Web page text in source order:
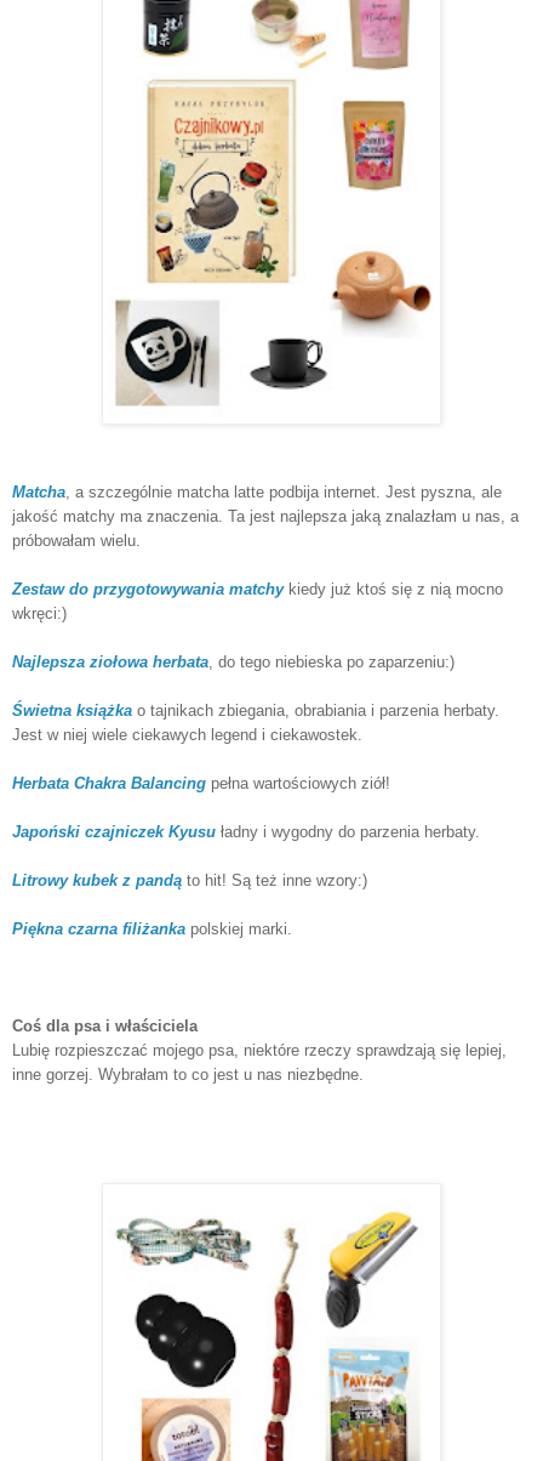
Matcha , a szczególnie matcha latte podbija internet. Jest pyszna, ale
jakość matchy ma znaczenia. Ta jest najlepsza jaką znalazłam u nas, a
próbowałam wielu.
Zestaw do przygotowywania matchykiedy już ktoś się z nią mocno
wkręci:)
Najlepsza ziołowa herbata , do tego niebieska po zaparzeniu:)
Świetna książka o tajnikach zbiegania, obrabiania i parzenia herbaty.
Jest w niej wiele ciekawych legend i ciekawostek.
Herbata Chakra Balancing pełna wartościowych ziół!
Japoński czajniczek Kyusu ładny i wygodny do parzenia herbaty.
Litrowy kubek z pandą to hit! Są też inne wzory:)
Piękna czarna filiżanka polskiej marki.
Coś dla psa i właściciela
Lubię rozpieszczać mojego psa, niektóre rzeczy sprawdzają się lepiej,
inne gorzej. Wybrałam to co jest u nas niezbędne.